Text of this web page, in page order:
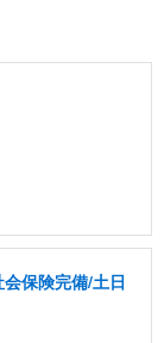
ね上げ式アーム
ック)
度ロッキング機
ね上げ式アーム
き 高反発クッシ
ミング/勉強/事
沢 HDMI/DisplayP
スイベル VESA対
マ ペットシーツ
(ケース販売)
保険完備/土日